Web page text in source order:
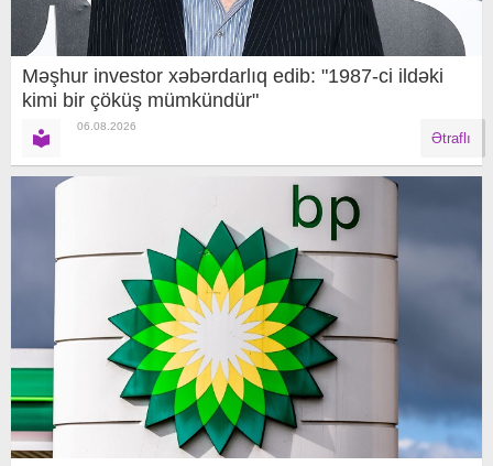
Məşhur investor xəbərdarlıq edib: "1987-ci ildəki
kimi bir çöküş mümkündür"
06.08.2026
Ətraflı